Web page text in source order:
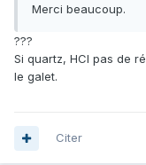
Merci beaucoup.
???
Si quartz, HCl pas de
le galet.
Citer